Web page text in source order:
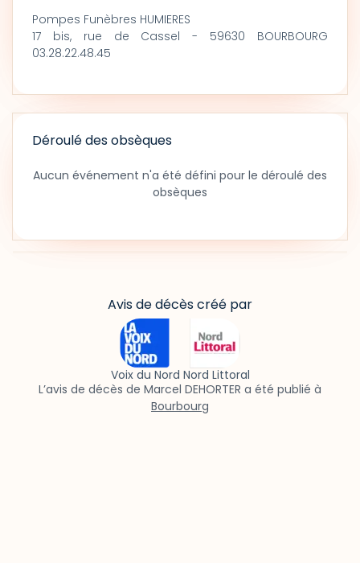
Pompes Funèbres HUMIERES
17 bis, rue de Cassel - 59630 BOURBOURG
03.28.22.48.45
Déroulé des obsèques
Aucun événement n'a été défini pour le déroulé des
obsèques
Avis de décès créé par
Voix du Nord Nord Littoral
L’avis de décès de Marcel DEHORTER a été publié à
Bourbourg